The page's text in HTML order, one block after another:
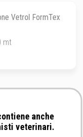
Vetrol FormTex
mt
anche
veterinari.